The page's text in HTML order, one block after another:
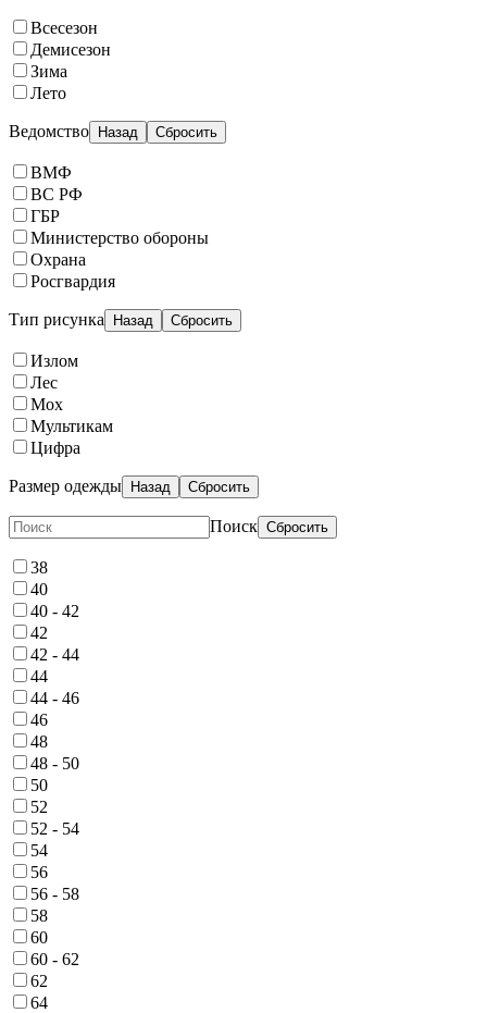
Всесезон
Демисезон
Зима
Лето
Ведомство Назад Сбросить
ВМФ
ВС РФ
ГБР
Министерство обороны
Охрана
Росгвардия
Тип рисунка Назад Сбросить
Излом
Лес
Мох
Мультикам
Цифра
Размер одежды Назад Сбросить
Поиск Сбросить
38
40
40 - 42
42
42 - 44
44
44 - 46
46
48
48 - 50
50
52
52 - 54
54
56
56 - 58
58
60
60 - 62
62
64